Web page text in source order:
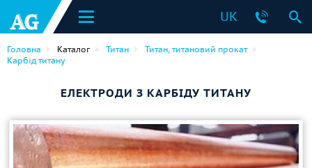
UK
Головна Каталог Титан
Титан, титановий прокат
Карбід титану
ЕЛЕКТРОДИ З КАРБІДУ ТИТАНУ